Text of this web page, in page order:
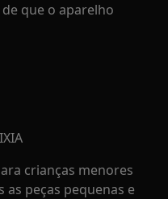
que o aparelho
crianças menores
as peças pequenas e